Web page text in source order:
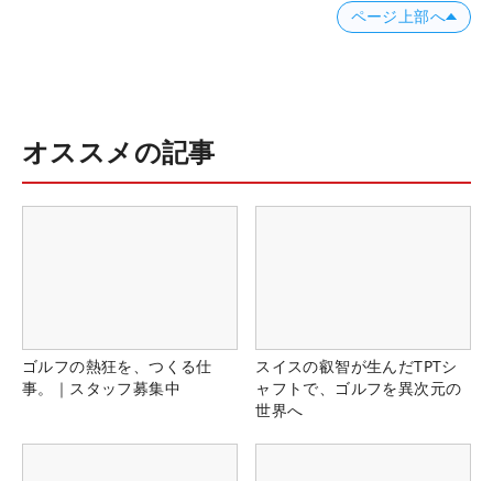
ページ上部へ
オススメの記事
ゴルフの熱狂を、つくる仕
事。｜スタッフ募集中
スイスの叡智が生んだTPTシ
ャフトで、ゴルフを異次元の
世界へ